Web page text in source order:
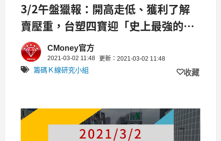
3/2午盤獵報：開高走低、獲利了解
賣壓重，台塑四寶迎「史上最強的第
1季」，其中這 1 檔蓄勢再戰一年新
高
CMoney官方
2021-03-02 11:48 更新：2021-03-02 11:48
籌碼Ｋ線研究小組 收藏